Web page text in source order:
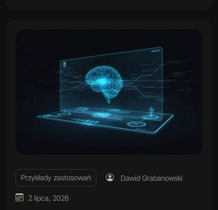
Przykłady zastosowań Dawid Grabanowski
2 lipca, 2026